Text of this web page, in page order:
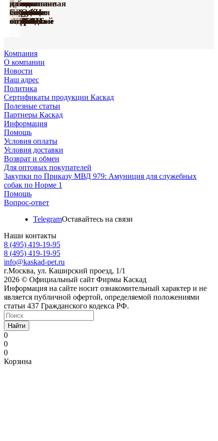
серии
Happy
Farm
собак
серии
«ПРОФИ»
серия
«Де
Люкс»
Поводки
усиленные
капроновые
Груминг
«Марли»
Игрушки
«Марли»
с
мягкой
подкладкой
Принтованная
коллекция
«УРБАН»
нейлоновые
с грудью
«СПОРТ»
собак
ПРОФИ
оптом
из
биотана
оптом
для
собак
оптом
Компания
О компании
Новости
Наш адрес
Политика
Сертификаты продукции Каскад
Полезные статьи
Партнеры Каскад
Информация
Помощь
Условия оплаты
Условия доставки
Возврат и обмен
Для оптовых покупателей
Закупки по Приказу МВД 979: Амуниция для служебных
собак по Норме 1
Помощь
Вопрос-ответ
TelegramОставайтесь на связи
Наши контакты
8 (495) 419-19-95
8 (495) 419-19-95
info@kaskad-pet.ru
г.Москва, ул. Каширский проезд, 1/1
2026 © Официальный сайт Фирмы Каскад
Информация на сайте носит ознакомительный характер и не
является публичной офертой, определяемой положениями
статьи 437 Гражданского кодекса РФ.
Найти
0
0
0
Корзина